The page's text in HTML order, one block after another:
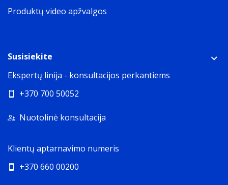
Produktų video apžvalgos
Susisiekite
Ekspertų linija - konsultacijos perkantiems
+370 700 50052
Nuotolinė konsultacija
Klientų aptarnavimo numeris
+370 660 00200